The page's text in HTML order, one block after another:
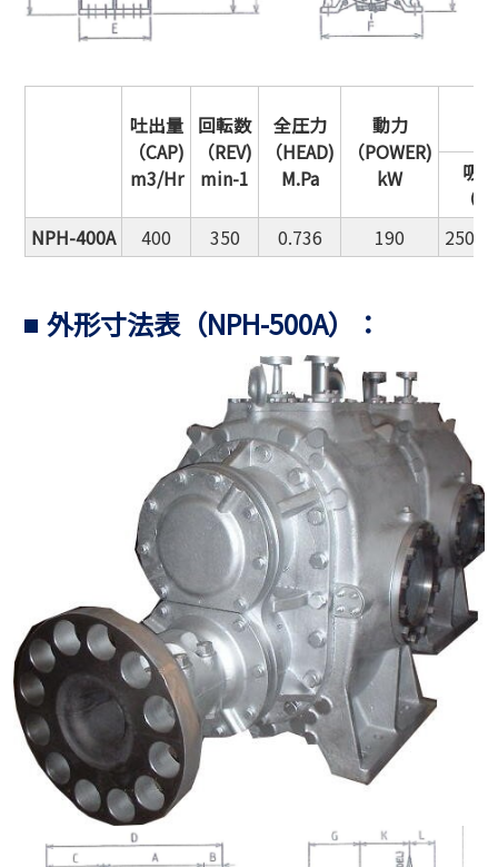
吐出量
（CAP)
m3/Hr
回転数
（REV)
min-1
全圧力
（HEAD)
M.Pa
動力
（POWER)
kW
吸
（
NPH-400A
400 350 0.736 190
外形寸法表（NPH-500A）：